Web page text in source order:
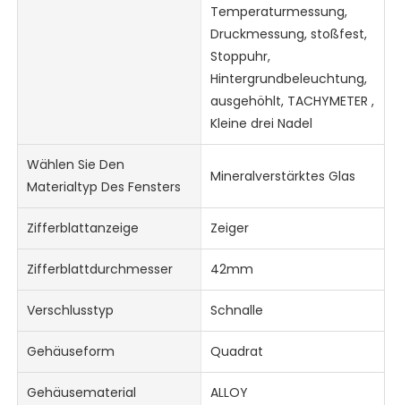
Temperaturmessung,
Druckmessung, stoßfest,
Stoppuhr,
Hintergrundbeleuchtung,
ausgehöhlt, TACHYMETER ,
Kleine drei Nadel
Wählen Sie Den
Materialtyp Des Fensters
Mineralverstärktes Glas
Zifferblattanzeige Zeiger
Zifferblattdurchmesser 42mm
Verschlusstyp Schnalle
Gehäuseform Quadrat
Gehäusematerial ALLOY